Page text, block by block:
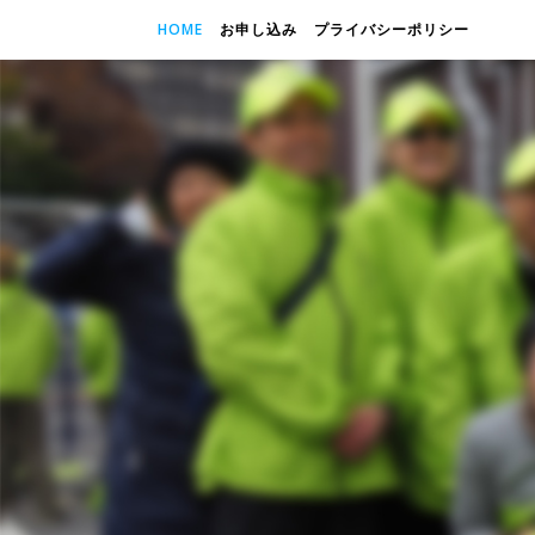
HOME お申し込み プライバシーポリシー